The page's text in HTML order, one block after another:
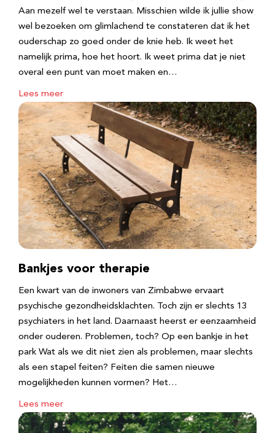
Aan mezelf wel te verstaan. Misschien wilde ik jullie show
wel bezoeken om glimlachend te constateren dat ik het
ouderschap zo goed onder de knie heb. Ik weet het
namelijk prima, hoe het hoort. Ik weet prima dat je niet
overal een punt van moet maken en…
Lees meer
Bankjes voor therapie
Een kwart van de inwoners van Zimbabwe ervaart
psychische gezondheidsklachten. Toch zijn er slechts 13
psychiaters in het land. Daarnaast heerst er eenzaamheid
onder ouderen. Problemen, toch? Op een bankje in het
park Wat als we dit niet zien als problemen, maar slechts
als een stapel feiten? Feiten die samen nieuwe
mogelijkheden kunnen vormen? Het…
Lees meer